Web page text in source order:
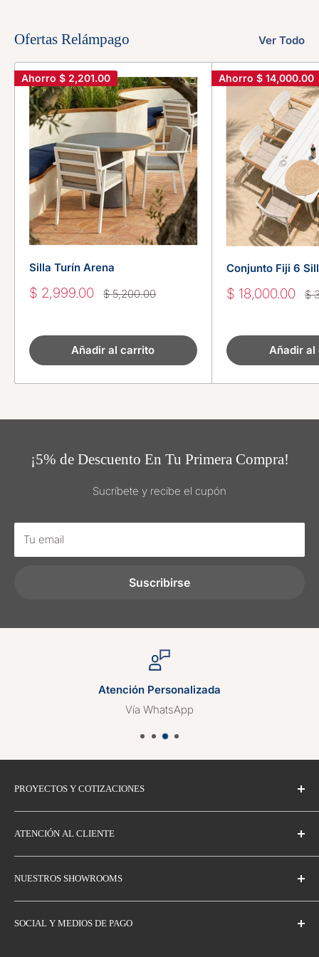
Ofertas Relámpago Ver Todo
Ahorro $ 2,201.00
Silla Turín Arena
Precio
$ 2,999.00 Precio
habitual
$ 5,200.00
Añadir al carrito
Ahorro $ 14,000.00
Conjunto Fiji 6
Precio
$ 18,000.00 $
Añadir al
¡5% de Descuento En Tu Primera Compra!
Sucríbete y recibe el cupón
Tu email
Suscribirse
Atención Personalizada
Vía WhatsApp
PROYECTOS Y COTIZACIONES
ATENCIÓN AL CLIENTE
Cambios y Devoluciones
Términos y Condiciones
Aviso de Privacidad
NUESTROS SHOWROOMS
Guadalajara
Av. de las Américas 777, Italia Providencia, 44656.
SOCIAL Y MEDIOS DE PAGO